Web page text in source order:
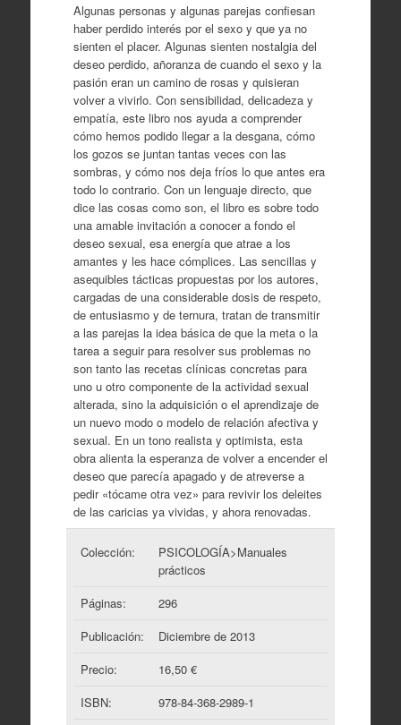
Algunas personas y algunas parejas confiesan
haber perdido interés por el sexo y que ya no
sienten el placer. Algunas sienten nostalgia del
deseo perdido, añoranza de cuando el sexo y la
pasión eran un camino de rosas y quisieran
volver a vivirlo. Con sensibilidad, delicadeza y
empatía, este libro nos ayuda a comprender
cómo hemos podido llegar a la desgana, cómo
los gozos se juntan tantas veces con las
sombras, y cómo nos deja fríos lo que antes era
todo lo contrario. Con un lenguaje directo, que
dice las cosas como son, el libro es sobre todo
una amable invitación a conocer a fondo el
deseo sexual, esa energía que atrae a los
amantes y les hace cómplices. Las sencillas y
asequibles tácticas propuestas por los autores,
cargadas de una considerable dosis de respeto,
de entusiasmo y de ternura, tratan de transmitir
a las parejas la idea básica de que la meta o la
tarea a seguir para resolver sus problemas no
son tanto las recetas clínicas concretas para
uno u otro componente de la actividad sexual
alterada, sino la adquisición o el aprendizaje de
un nuevo modo o modelo de relación afectiva y
sexual. En un tono realista y optimista, esta
obra alienta la esperanza de volver a encender el
deseo que parecía apagado y de atreverse a
pedir «tócame otra vez» para revivir los deleites
de las caricias ya vividas, y ahora renovadas.
Colección:
PSICOLOGÍA>Manuales
prácticos
Páginas:
296
Publicación:
Diciembre de 2013
Precio:
16,50 €
ISBN:
978-84-368-2989-1